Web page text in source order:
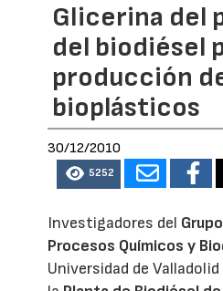
Glicerina del
del biodiésel
producción
bioplásticos
30/12/2010
5252
Investigadores del
Procesos Químicos y
Universidad de